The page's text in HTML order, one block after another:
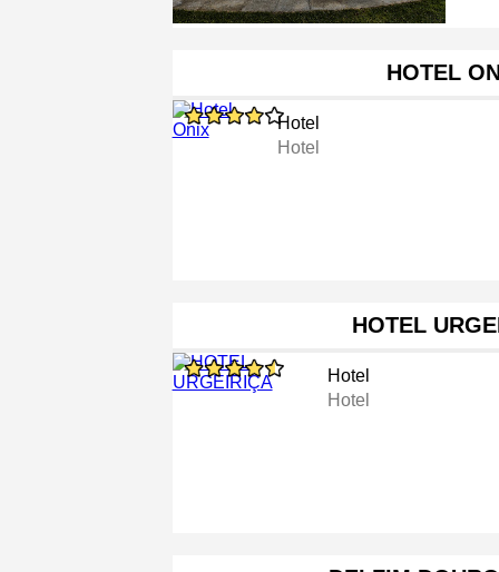
HOTEL
Hotel
Hotel
HOTEL
Hotel
Hotel